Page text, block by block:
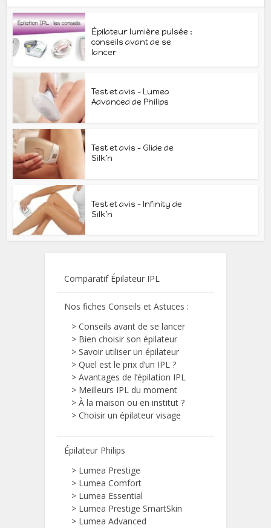
Épilateur lumière pulsée :
conseils avant de se
lancer
Test et avis – Lumea
Advanced de Philips
Test et avis – Glide de
Silk’n
Test et avis – Infinity de
Silk’n
Comparatif Épilateur IPL
Nos fiches Conseils et Astuces :
> Conseils avant de se lancer
> Bien choisir son épilateur
> Savoir utiliser un épilateur
> Quel est le prix d’un IPL ?
> Avantages de l’épilation IPL
> Meilleurs IPL du moment
> À la maison ou en institut ?
> Choisir un épilateur visage
Épilateur Philips
> Lumea Prestige
> Lumea Comfort
> Lumea Essential
> Lumea Prestige SmartSkin
> Lumea Advanced